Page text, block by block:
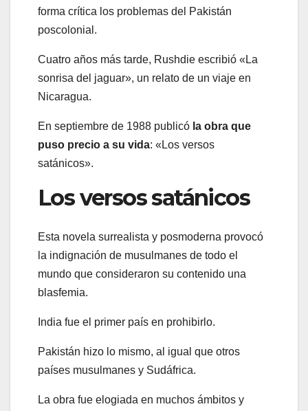
forma crítica los problemas del Pakistán
poscolonial.
Cuatro años más tarde, Rushdie escribió «La
sonrisa del jaguar», un relato de un viaje en
Nicaragua.
En septiembre de 1988 publicó la obra que
puso precio a su vida: «Los versos
satánicos».
Los versos satánicos
Esta novela surrealista y posmoderna provocó
la indignación de musulmanes de todo el
mundo que consideraron su contenido una
blasfemia.
India fue el primer país en prohibirlo.
Pakistán hizo lo mismo, al igual que otros
países musulmanes y Sudáfrica.
La obra fue elogiada en muchos ámbitos y